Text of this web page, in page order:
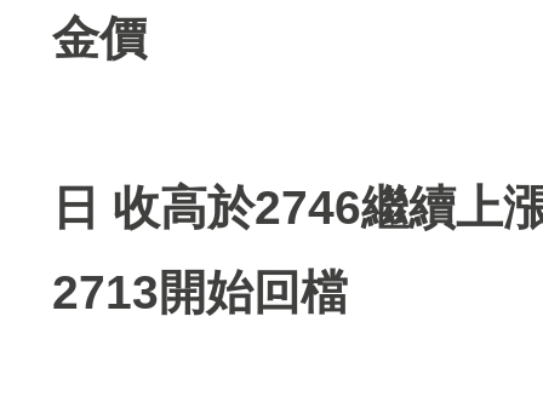
金價
日 收高於2746繼續上
2713開始回檔